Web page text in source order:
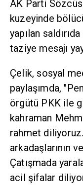
AK Parti
kuzeyinde
yapılan
taziye mesajı
Çelik, sosyal
paylaşımda,
örgütü PKK ile
kahraman
rahmet
arkadaşlarının
Çatışmada
acil şifalar